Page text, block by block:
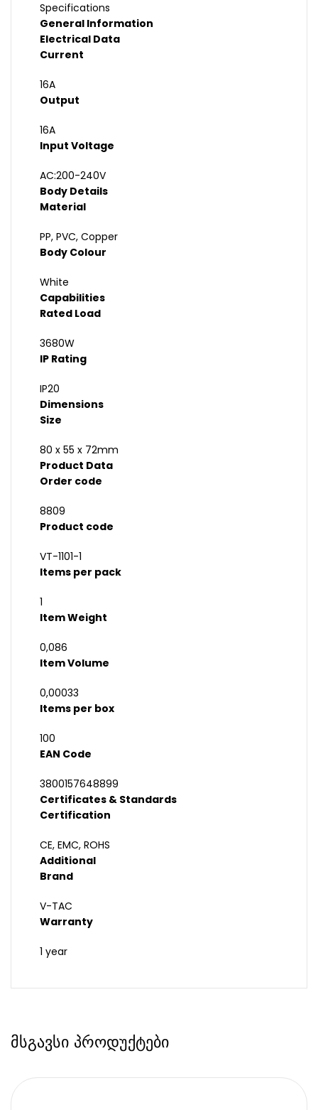
Specifications
General Information
Electrical Data
Current
16A
Output
16A
Input Voltage
AC:200-240V
Body Details
Material
PP, PVC, Copper
Body Colour
White
Capabilities
Rated Load
3680W
IP Rating
IP20
Dimensions
Size
80 x 55 x 72mm
Product Data
Order code
8809
Product code
VT-1101-1
Items per pack
1
Item Weight
0,086
Item Volume
0,00033
Items per box
100
EAN Code
3800157648899
Certificates & Standards
Certification
CE, EMC, ROHS
Additional
Brand
V-TAC
Warranty
1 year
მსგავსი პროდუქტები